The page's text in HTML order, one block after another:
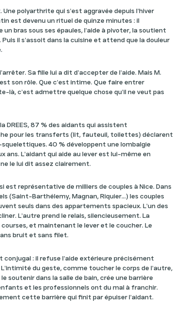
Une polyarthrite qui s’est aggravée depuis l’hiver
est devenu un rituel de quinze minutes : il
un bras sous ses épaules, l’aide à pivoter, la soutient
Puis il s’assoit dans la cuisine et attend que la douleur
Sa fille lui a dit d’accepter de l’aide. Mais M.
son rôle. Que c’est intime. Que faire entrer
là, c’est admettre quelque chose qu’il ne veut pas
DREES, 87 % des aidants qui assistent
pour les transferts (lit, fauteuil, toilettes) déclarent
40 % développent une lombalgie
ans. L’aidant qui aide au lever est lui-même en
le lui dit assez clairement.
est représentative de milliers de couples à Nice. Dans
(Saint-Barthélemy, Magnan, Riquier...) les couples
seuls dans des appartements spacieux. L’un des
L’autre prend le relais, silencieusement. La
courses, et maintenant le lever et le coucher. Le
bruit et sans filet.
conjugal : il refuse l’aide extérieure précisément
du geste, comme toucher le corps de l’autre,
le soutenir dans la salle de bain, crée une barrière
et les professionnels ont du mal à franchir.
cette barrière qui finit par épuiser l’aidant.